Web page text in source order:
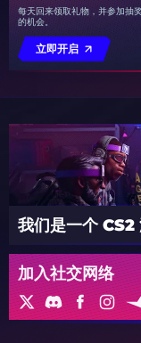
每天回来领取礼物，并参加抽
的机会。
立即开启
我们是一个 CS2
加入社交网络